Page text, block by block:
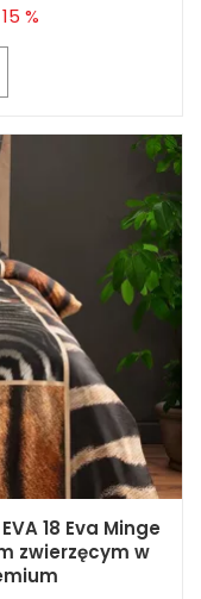
%
18 Eva Minge
zwierzęcym w